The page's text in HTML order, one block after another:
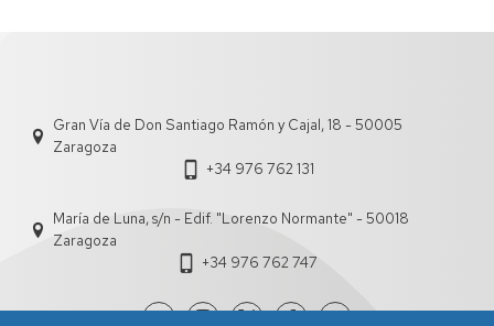
Gran Vía de Don Santiago Ramón y Cajal, 18 - 50005
Zaragoza
+34 976 762 131
María de Luna, s/n - Edif. "Lorenzo Normante" - 50018
Zaragoza
+34 976 762 747